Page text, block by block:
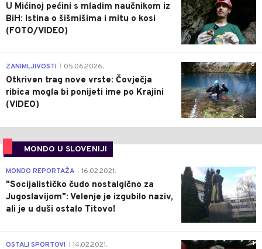
U Mićinoj pećini s mladim naučnikom iz
BiH: Istina o šišmišima i mitu o kosi
(FOTO/VIDEO)
0
ZANIMLJIVOSTI 05.06.2026.
Otkriven trag nove vrste: Čovječja
ribica mogla bi ponijeti ime po Krajini
(VIDEO)
MONDO U SLOVENIJI
4
MONDO REPORTAŽA 16.02.2021.
"Socijalističko čudo nostalgično za
Jugoslavijom": Velenje je izgubilo naziv,
ali je u duši ostalo Titovo!
1
OSTALI SPORTOVI 14.02.2021.